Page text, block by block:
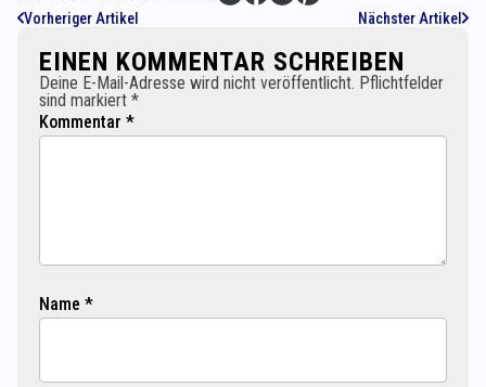
Vorheriger Artikel Nächster Artikel
EINEN KOMMENTAR SCHREIBEN
Deine E-Mail-Adresse wird nicht veröffentlicht. Pflichtfelder
sind markiert *
Kommentar *
Name *